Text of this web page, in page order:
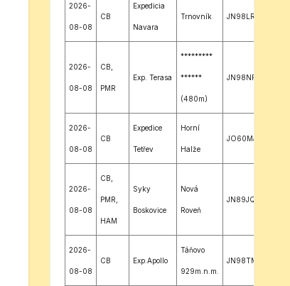
2026-
08-08
CB
Expedicia
Navara
Trnovník JN98LR
2026-
08-08
CB,
PMR
Exp. Terasa
*********
******
(480m)
JN98NR
2026-
08-08
CB
Expedice
Tetřev
Horní
Halže
JO60MJ
2026-
08-08
CB,
PMR,
HAM
Syky
Boskovice
Nová
Roveň
JN89JQ
2026-
08-08
CB Exp.Apollo
Táňovo
929m.n.m.
JN98TM